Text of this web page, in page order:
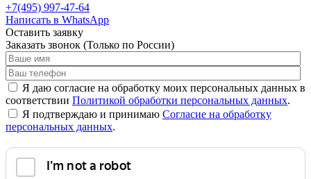
+7(495) 997-47-64
Написать в WhatsApp
Оставить заявку
Заказать звонок (Только по России)
Я даю согласие на обработку моих персональных данных в
соответствии Политикой обработки персональных данных.
Я подтверждаю и принимаю Согласие на обработку
персональных данных.